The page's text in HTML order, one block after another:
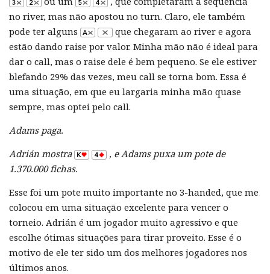
no river, mas não apostou no turn. Claro, ele também
pode ter alguns
que chegaram ao river e agora
estão dando raise por valor. Minha mão não é ideal para
dar o call, mas o raise dele é bem pequeno. Se ele estiver
blefando 29% das vezes, meu call se torna bom. Essa é
uma situação, em que eu largaria minha mão quase
sempre, mas optei pelo call.
Adams paga.
Adrián mostra
, e Adams puxa um pote de
1.370.000 fichas.
Esse foi um pote muito importante no 3-handed, que me
colocou em uma situação excelente para vencer o
torneio. Adrián é um jogador muito agressivo e que
escolhe ótimas situações para tirar proveito. Esse é o
motivo de ele ter sido um dos melhores jogadores nos
últimos anos.